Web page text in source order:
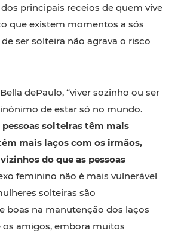
principais receios de quem vive
que existem momentos a sós
ser solteira não agrava o risco
dePaulo, “viver sozinho ou ser
de estar só no mundo.
pessoas solteiras têm mais
mais laços com os irmãos,
do que as pessoas
feminino não é mais vulnerável
solteiras são
boas na manutenção dos laços
amigos, embora muitos